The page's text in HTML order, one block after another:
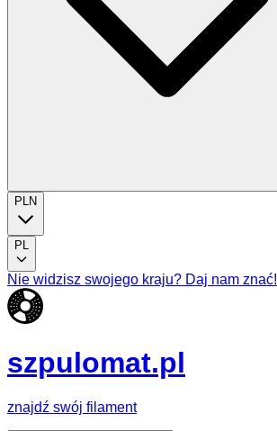
PLN
PL
Nie widzisz swojego kraju? Daj nam znać!
szpulomat.pl
znajdź swój filament